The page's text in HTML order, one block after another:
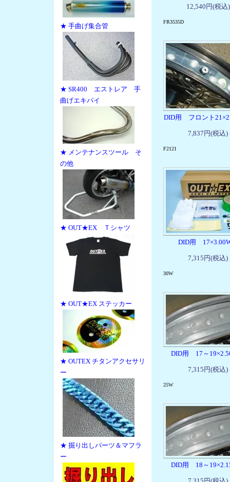
★ 手曲げ集合管
★ SR400 エストレア 手
曲げエキパイ
★ メンテナンスツール そ
の他
★ OUT★EX Ｔシャツ
★ OUT★EX ステッカー
★ OUTEX チタンアクセサリ
ー
★ 掘り出しパーツ＆マフラ
ー
12,540円(税込)
FR3535D
DID用 フロント
7,837円(税込)
F2121
DID用
7,315円(税込)
30W
DID用 17～
7,315円(税込)
25W
DID用 18～